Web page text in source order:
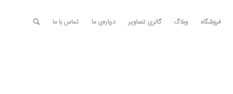
فروشگاه وبلاگ گالری تصاویر درباره‎‌ی ما تماس با ما